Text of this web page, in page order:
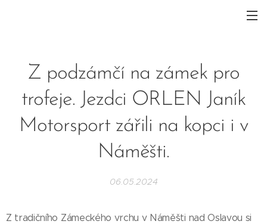
Z podzámčí na zámek pro
trofeje. Jezdci ORLEN Janík
Motorsport zářili na kopci i v
Náměšti.
06.05.2024
Z tradičního Zámeckého vrchu v Náměšti nad Oslavou si